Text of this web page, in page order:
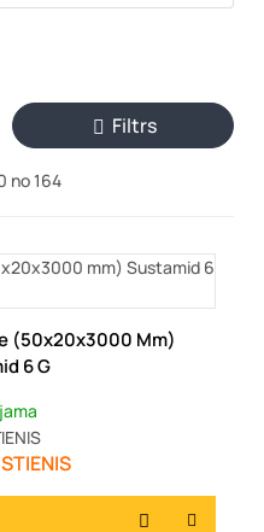
 Filtrs
no 164
(50x20x3000 Mm)
6 G